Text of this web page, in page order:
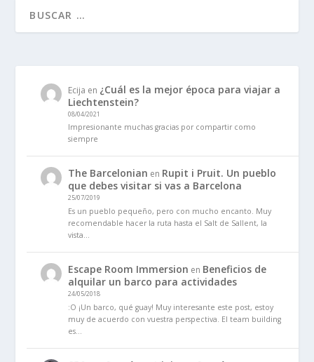
Ecija en ¿Cuál es la mejor época para viajar a
Liechtenstein?
08/04/2021
Impresionante muchas gracias por compartir como
siempre
The Barcelonian en Rupit i Pruit. Un pueblo
que debes visitar si vas a Barcelona
25/07/2019
Es un pueblo pequeño, pero con mucho encanto. Muy
recomendable hacer la ruta hasta el Salt de Sallent, la
vista…
Escape Room Immersion en Beneficios de
alquilar un barco para actividades
24/05/2018
:O ¡Un barco, qué guay! Muy interesante este post, estoy
muy de acuerdo con vuestra perspectiva. El team building
es…